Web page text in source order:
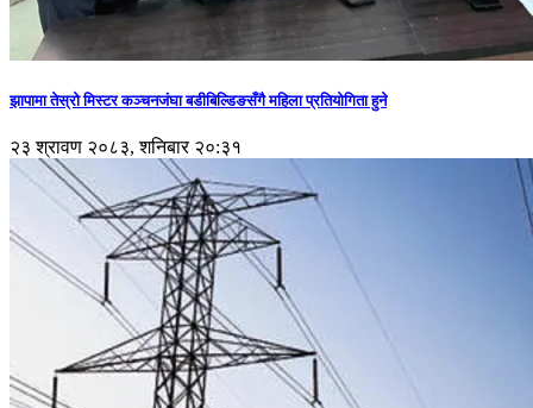
झापामा तेस्रो मिस्टर कञ्चनजंघा बडीबिल्डिङसँगै महिला प्रतियोगिता हुने
२३ श्रावण २०८३, शनिबार २०:३१